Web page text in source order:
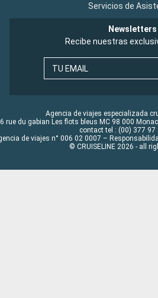
Servicios de
Newsletters
Recibe nuestras
TU EMAIL
Agencia de viajes especializada
rue du gabian Les flots bleus MC 98 000
contact tel : (00) 377 97
de viajes n° 006 02 0007 –
© CRUISELINE 2026 - all